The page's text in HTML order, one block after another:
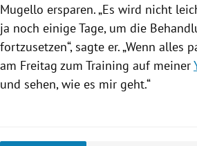
Mugello ersparen. „Es wird nicht
ja noch einige Tage, um die
fortzusetzen“, sagte er. „Wenn alles
am Freitag zum Training auf meiner
und sehen, wie es mir geht.“